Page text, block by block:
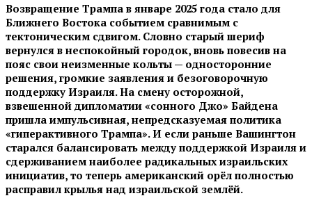
Возвращение Трампа в январе 2025 года стало для
Ближнего Востока событием сравнимым с
тектоническим сдвигом. Словно старый шериф
вернулся в неспокойный городок, вновь повесив на
пояс свои неизменные кольты — односторонние
решения, громкие заявления и безоговорочную
поддержку Израиля. На смену осторожной,
взвешенной дипломатии «сонного Джо» Байдена
пришла импульсивная, непредсказуемая политика
«гиперактивного Трампа». И если раньше Вашингтон
старался балансировать между поддержкой Израиля и
сдерживанием наиболее радикальных израильских
инициатив, то теперь американский орёл полностью
расправил крылья над израильской землёй.